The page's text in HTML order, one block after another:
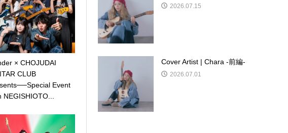
× CHOJUDAI
CLUB
Event
NEGISHIOTO...
2026.07.15
Cover Artist | Chara -前編-
2026.07.01